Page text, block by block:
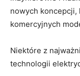
nowych koncepcji,
komercyjnych
Niektóre z
technologii